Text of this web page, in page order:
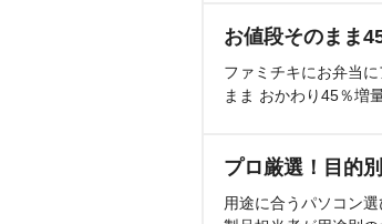
お値段そのまま
ファミチキにお弁当
まま おかわり45％増
プロ厳選！目的
用途に合うパソコン